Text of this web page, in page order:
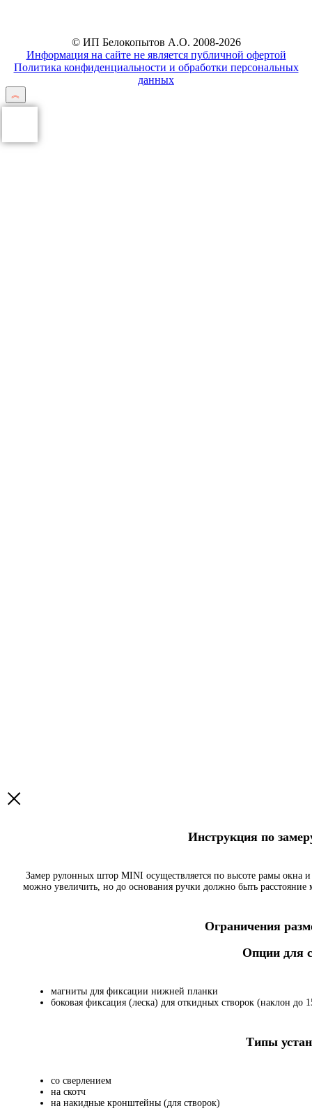
© ИП Белокопытов А.О. 2008-2026
Информация на сайте не является публичной офертой
Политика конфиденциальности и обработки персональных
данных
Инструкция по
Замер рулонных штор MINI осуществляется по высоте рамы
можно увеличить, но до основания ручки должно быть
Ограничения
Опции для
магниты для фиксации нижней планки
боковая фиксация (леска) для откидных створок (наклон до
Типы
со сверлением
на скотч
на накидные кронштейны (для створок)